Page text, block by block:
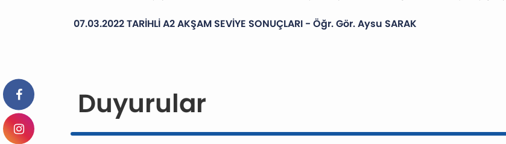
07.03.2022 TARİHLİ A2 AKŞAM SEVİYE SONUÇLARI - Öğr. Gör. Aysu SARAK
Duyurular